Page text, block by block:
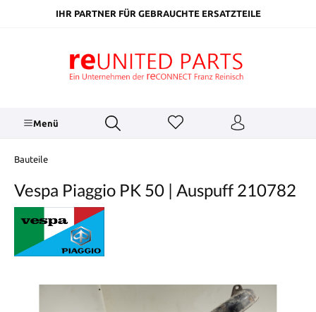
springenIHR PARTNER FÜR GEBRAUCHTE ERSATZTEILE
Menü
Bauteile
Vespa Piaggio PK 50 | Auspuff 210782